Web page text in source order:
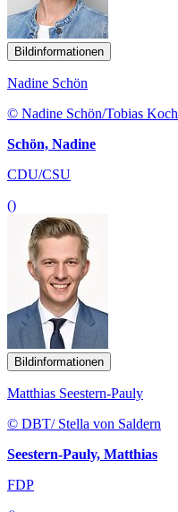
Bildinformationen
Nadine Schön
© Nadine Schön/Tobias Koch
Schön, Nadine
CDU/CSU
()
Bildinformationen
Matthias Seestern-Pauly
© DBT/ Stella von Saldern
Seestern-Pauly, Matthias
FDP